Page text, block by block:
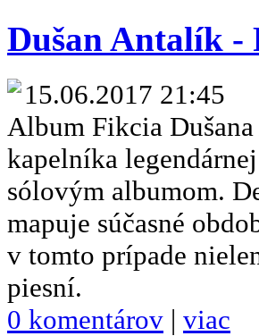
Dušan Antalík -
15.06.2017 21:45
Album Fikcia
kapelníka
sólovým albumom.
mapuje súčasné
v tomto prípade
piesní.
0 komentárov | viac